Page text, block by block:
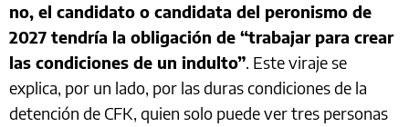
no, el candidato o candidata del peronismo de
2027 tendría la obligación de “trabajar para crear
las condiciones de un indulto”. Este viraje se
explica, por un lado, por las duras condiciones de la
detención de CFK, quien solo puede ver tres personas